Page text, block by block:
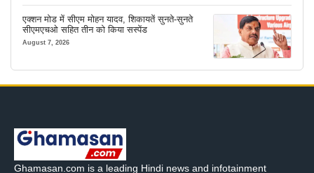
एक्शन मोड में सीएम मोहन यादव, शिकायतें सुनते-सुनते
सीएमएचओ सहित तीन को किया सस्पेंड
August 7, 2026
Ghamasan.com is a leading Hindi news and infotainment